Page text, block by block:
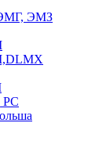
ЭМГ, ЭМЗ
РС